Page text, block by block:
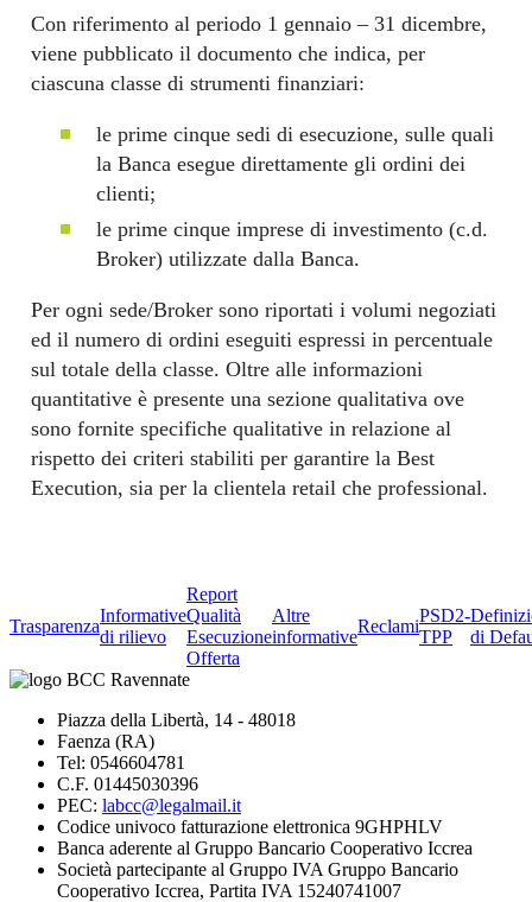
Con riferimento al periodo 1 gennaio – 31 dicembre,
viene pubblicato il documento che indica, per
ciascuna classe di strumenti finanziari:
le prime cinque sedi di esecuzione, sulle quali
la Banca esegue direttamente gli ordini dei
clienti;
le prime cinque imprese di investimento (c.d.
Broker) utilizzate dalla Banca.
Per ogni sede/Broker sono riportati i volumi negoziati
ed il numero di ordini eseguiti espressi in percentuale
sul totale della classe. Oltre alle informazioni
quantitative è presente una sezione qualitativa ove
sono fornite specifiche qualitative in relazione al
rispetto dei criteri stabiliti per garantire la Best
Execution, sia per la clientela retail che professional.
Trasparenza
Informative
di rilievo
Report
Qualità
Esecuzione
Offerta
Altre
informative
Reclami
PSD2-
TPP
di
Piazza della Libertà, 14 - 48018
Faenza (RA)
Tel: 0546604781
C.F. 01445030396
PEC: labcc@legalmail.it
Codice univoco fatturazione elettronica 9GHPHLV
Banca aderente al Gruppo Bancario Cooperativo Iccrea
Società partecipante al Gruppo IVA Gruppo Bancario
Cooperativo Iccrea, Partita IVA 15240741007